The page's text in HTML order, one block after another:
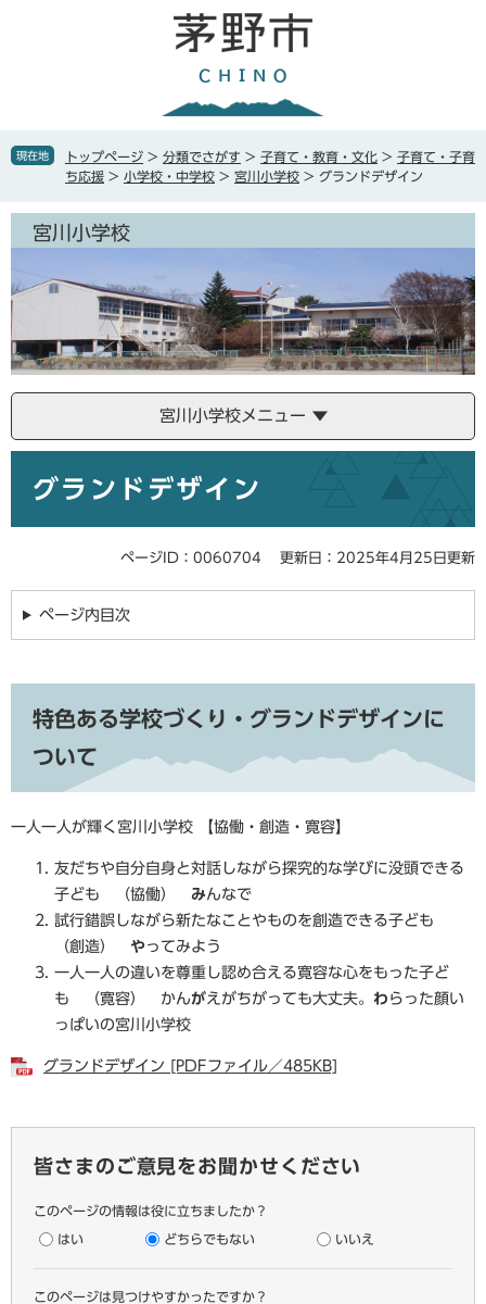
で
ば
本
現在地 トップページ > 分類でさがす > 子育て・教育・文化 > 子育て・子育
ち応援 > 小学校・中学校 > 宮川小学校 > グランドデザイン
宮川小学校
宮川小学校メニュー
グランドデザイン
ページID：0060704 更新日：2025年4月25日更新
ページ内目次
特色ある学校づくり・グランドデザインに
ついて
一人一人が輝く宮川小学校 【協働・創造・寛容】
友だちや自分自身と対話しながら探究的な学びに没頭できる
子ども （協働） みんなで
試行錯誤しながら新たなことやものを創造できる子ども
（創造） や ってみよう
一人一人の違いを尊重し認め合える寛容な心をもった子ど
も （寛容） かんがえがちがっても大丈夫。 わ らった顔い
っぱいの宮川小学校
グランドデザイン [PDFファイル／485KB]
皆さまのご意見をお聞かせください
このページの情報は役に立ちましたか？
はい どちらでもない いいえ
このページは見つけやすかったですか？